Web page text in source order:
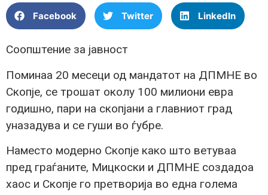
Facebook Twitter LinkedIn
Соопштение за јавност
Поминаа 20 месеци од мандатот на ДПМНЕ во
Скопје, се трошат околу 100 милиони евра
годишно, пари на скопјани а главниот град
уназадува и се гуши во ѓубре.
Наместо модерно Скопје како што ветуваа
пред граѓаните, Мицкоски и ДПМНЕ создадоа
хаос и Скопје го претворија во една голема